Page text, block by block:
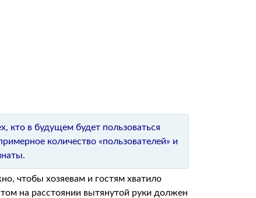
кто в будущем будет пользоваться
количество «пользователей» и
чтобы хозяевам и гостям хватило
на расстоянии вытянутой руки должен